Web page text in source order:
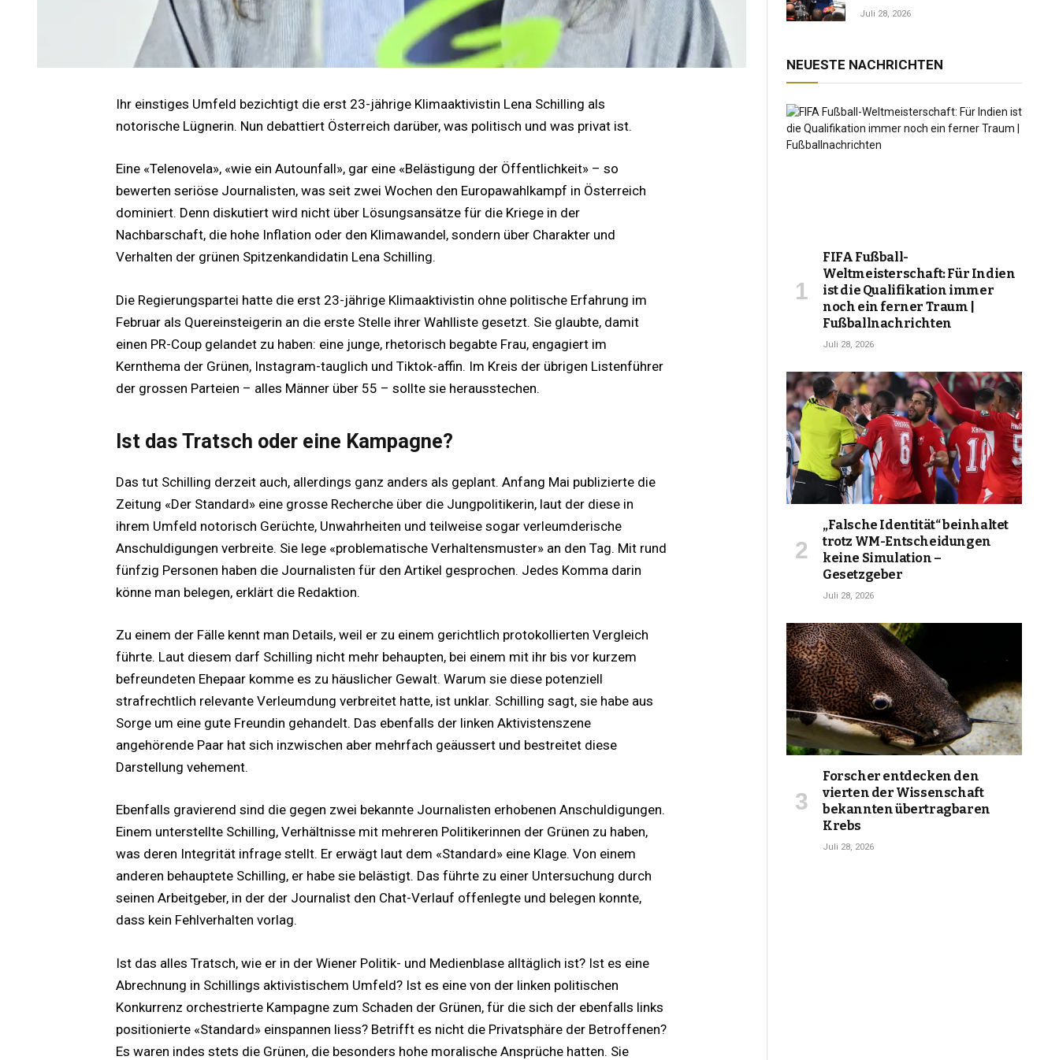
Ihr einstiges Umfeld bezichtigt die erst 23-jährige Klimaaktivistin Lena Schilling als
notorische Lügnerin. Nun debattiert Österreich darüber, was politisch und was privat ist.
Eine «Telenovela», «wie ein Autounfall», gar eine «Belästigung der Öffentlichkeit» – so
bewerten seriöse Journalisten, was seit zwei Wochen den Europawahlkampf in Österreich
dominiert. Denn diskutiert wird nicht über Lösungsansätze für die Kriege in der
Nachbarschaft, die hohe Inflation oder den Klimawandel, sondern über Charakter und
Verhalten der grünen Spitzenkandidatin Lena Schilling.
Die Regierungspartei hatte die erst 23-jährige Klimaaktivistin ohne politische Erfahrung im
Februar als Quereinsteigerin an die erste Stelle ihrer Wahlliste gesetzt. Sie glaubte, damit
einen PR-Coup gelandet zu haben: eine junge, rhetorisch begabte Frau, engagiert im
Kernthema der Grünen, Instagram-tauglich und Tiktok-affin. Im Kreis der übrigen Listenführer
der grossen Parteien – alles Männer über 55 – sollte sie herausstechen.
Ist das Tratsch oder eine Kampagne?
Das tut Schilling derzeit auch, allerdings ganz anders als geplant. Anfang Mai publizierte die
Zeitung «Der Standard» eine grosse Recherche über die Jungpolitikerin, laut der diese in
ihrem Umfeld notorisch Gerüchte, Unwahrheiten und teilweise sogar verleumderische
Anschuldigungen verbreite. Sie lege «problematische Verhaltensmuster» an den Tag. Mit rund
fünfzig Personen haben die Journalisten für den Artikel gesprochen. Jedes Komma darin
könne man belegen, erklärt die Redaktion.
Zu einem der Fälle kennt man Details, weil er zu einem gerichtlich protokollierten Vergleich
führte. Laut diesem darf Schilling nicht mehr behaupten, bei einem mit ihr bis vor kurzem
befreundeten Ehepaar komme es zu häuslicher Gewalt. Warum sie diese potenziell
strafrechtlich relevante Verleumdung verbreitet hatte, ist unklar. Schilling sagt, sie habe aus
Sorge um eine gute Freundin gehandelt. Das ebenfalls der linken Aktivistenszene
angehörende Paar hat sich inzwischen aber mehrfach geäussert und bestreitet diese
Darstellung vehement.
Ebenfalls gravierend sind die gegen zwei bekannte Journalisten erhobenen Anschuldigungen.
Einem unterstellte Schilling, Verhältnisse mit mehreren Politikerinnen der Grünen zu haben,
was deren Integrität infrage stellt. Er erwägt laut dem «Standard» eine Klage. Von einem
anderen behauptete Schilling, er habe sie belästigt. Das führte zu einer Untersuchung durch
seinen Arbeitgeber, in der der Journalist den Chat-Verlauf offenlegte und belegen konnte,
dass kein Fehlverhalten vorlag.
Ist das alles Tratsch, wie er in der Wiener Politik- und Medienblase alltäglich ist? Ist es eine
Abrechnung in Schillings aktivistischem Umfeld? Ist es eine von der linken politischen
Konkurrenz orchestrierte Kampagne zum Schaden der Grünen, für die sich der ebenfalls links
positionierte «Standard» einspannen liess? Betrifft es nicht die Privatsphäre der Betroffenen?
Es waren indes stets die Grünen, die besonders hohe moralische Ansprüche hatten. Sie
an und verspricht, das
Juli 28, 2026
NEUESTE NACHRICHTEN
FIFA Fußball-
Weltmeisterschaft: Für Indien
ist die Qualifikation immer
noch ein ferner Traum |
Fußballnachrichten
Juli 28, 2026
„Falsche Identität“ beinhaltet
trotz WM-Entscheidungen
keine Simulation –
Gesetzgeber
Juli 28, 2026
Forscher entdecken den
vierten der Wissenschaft
bekannten übertragbaren
Krebs
Juli 28, 2026